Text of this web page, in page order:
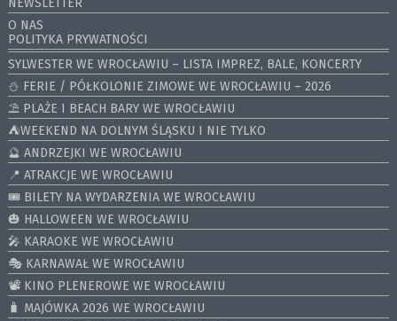
O NAS
POLITYKA PRYWATNOŚCI
SYLWESTER WE WROCŁAWIU – LISTA IMPREZ, BALE, KONCERTY
⛄️ FERIE / PÓŁKOLONIE ZIMOWE WE WROCŁAWIU – 2026
⛱️ PLAŻE I BEACH BARY WE WROCŁAWIU
⛺️WEEKEND NA DOLNYM ŚLĄSKU I NIE TYLKO
🔮 ANDRZEJKI WE WROCŁAWIU
📍 ATRAKCJE WE WROCŁAWIU
🎟️ BILETY NA WYDARZENIA WE WROCŁAWIU
🎃 HALLOWEEN WE WROCŁAWIU
🎤 KARAOKE WE WROCŁAWIU
🎭 KARNAWAŁ WE WROCŁAWIU
📽️ KINO PLENEROWE WE WROCŁAWIU
🧳 MAJÓWKA 2026 WE WROCŁAWIU